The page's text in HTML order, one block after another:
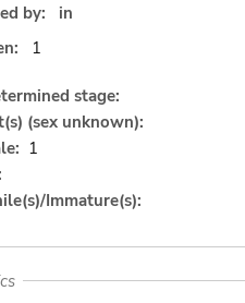
by:
in
1
stage:
(sex unknown):
1
Immature(s):